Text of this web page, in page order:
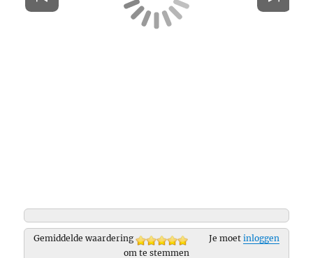
Gemiddelde waardering Je moet inloggen
om te stemmen